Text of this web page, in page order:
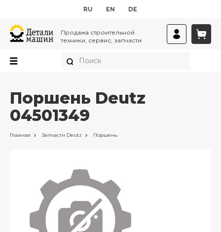
RU EN DE
Продажа строительной
техники, сервис, запчасти
Поршень Deutz
04501349
Главная Запчасти Deutz Поршень